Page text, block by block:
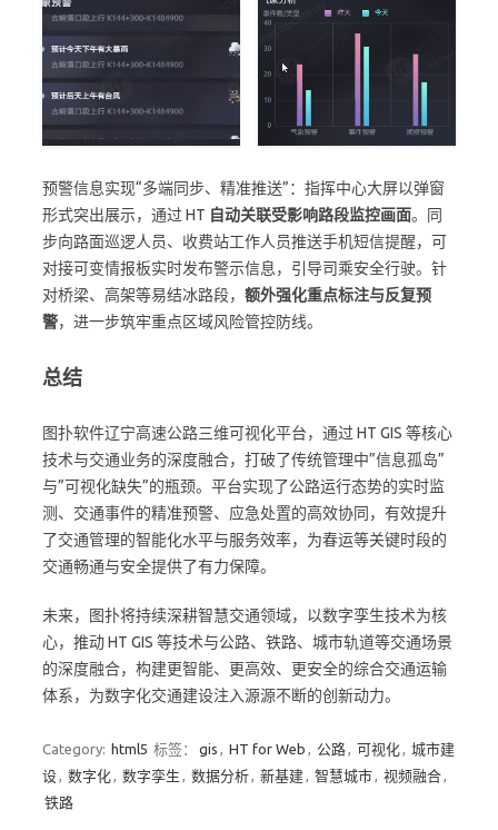
预警信息实现“多端同步、精准推送”：指挥中心大屏以弹窗
形式突出展示，通过 HT 自动关联受影响路段监控画面。同
步向路面巡逻人员、收费站工作人员推送手机短信提醒，可
对接可变情报板实时发布警示信息，引导司乘安全行驶。针
对桥梁、高架等易结冰路段， 额外强化重点标注与反复预
警，进一步筑牢重点区域风险管控防线。
总结
图扑软件辽宁高速公路三维可视化平台，通过 HT GIS 等核心
技术与交通业务的深度融合，打破了传统管理中”信息孤岛”
与”可视化缺失”的瓶颈。平台实现了公路运行态势的实时监
测、交通事件的精准预警、应急处置的高效协同，有效提升
了交通管理的智能化水平与服务效率，为春运等关键时段的
交通畅通与安全提供了有力保障。
未来，图扑将持续深耕智慧交通领域，以数字孪生技术为核
心，推动 HT GIS 等技术与公路、铁路、城市轨道等交通场景
的深度融合，构建更智能、更高效、更安全的综合交通运输
体系，为数字化交通建设注入源源不断的创新动力。
Category: html5 标签： gis , HT for Web , 公路, 可视化, 城市建
设, 数字化, 数字孪生 , 数据分析, 新基建, 智慧城市, 视频融合,
铁路